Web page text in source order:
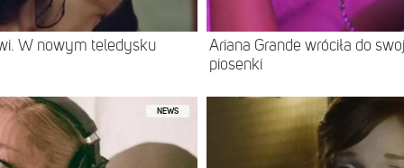
W nowym teledysku
Ariana Grande wróciła do
piosenki
NEWS